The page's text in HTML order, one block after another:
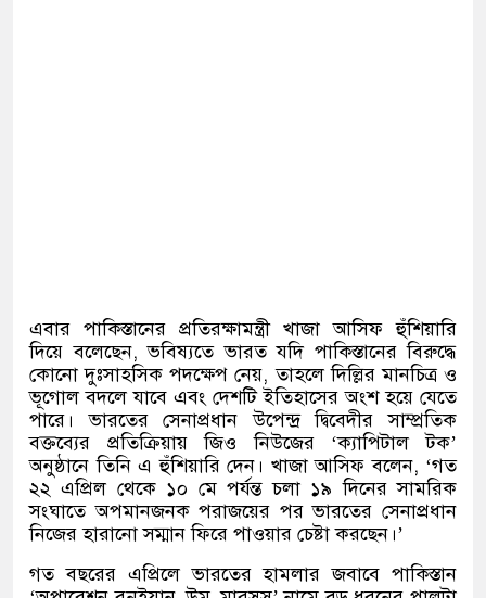
এবার পাকিস্তানের প্রতিরক্ষামন্ত্রী খাজা আসিফ হুঁশিয়ারি
দিয়ে বলেছেন,ভবিষ্যতে ভারত যদি পাকিস্তানের বিরুদ্ধে
কোনো দুঃসাহসিক পদক্ষেপ নেয়,তাহলে দিল্লির মানচিত্র ও
ভূগোল বদলে যাবে এবং দেশটি ইতিহাসের অংশ হয়ে যেতে
পারে। ভারতের সেনাপ্রধান উপেন্দ্র দ্বিবেদীর সাম্প্রতিক
বক্তব্যের প্রতিক্রিয়ায় জিও নিউজের‘ক্যাপিটাল টক’
অনুষ্ঠানে তিনি এ হুঁশিয়ারি দেন। খাজা আসিফ বলেন, ‘গত
২২ এপ্রিল থেকে ১০ মে পর্যন্ত চলা ১৯ দিনের সামরিক
সংঘাতে অপমানজনক পরাজয়ের পর ভারতের সেনাপ্রধান
নিজের হারানো সম্মান ফিরে পাওয়ার চেষ্টা করছেন।’
গত বছরের এপ্রিলে ভারতের হামলার জবাবে পাকিস্তান